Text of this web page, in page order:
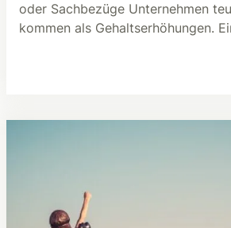
oder Sachbezüge Unternehmen
kommen als Gehaltserhöhungen.